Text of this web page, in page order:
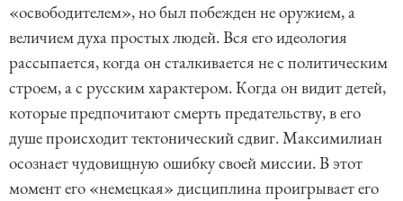
«освободителем», но был побежден не оружием, а
величием духа простых людей. Вся его идеология
рассыпается, когда он сталкивается не с политическим
строем, а с русским характером. Когда он видит детей,
которые предпочитают смерть предательству, в его
душе происходит тектонический сдвиг. Максимилиан
осознает чудовищную ошибку своей миссии. В этот
момент его «немецкая» дисциплина проигрывает его